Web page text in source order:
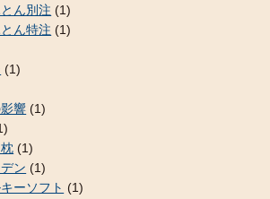
ん別注 (1)
ん特注 (1)
(1)
響 (1)
(1)
ン (1)
ーソフト (1)